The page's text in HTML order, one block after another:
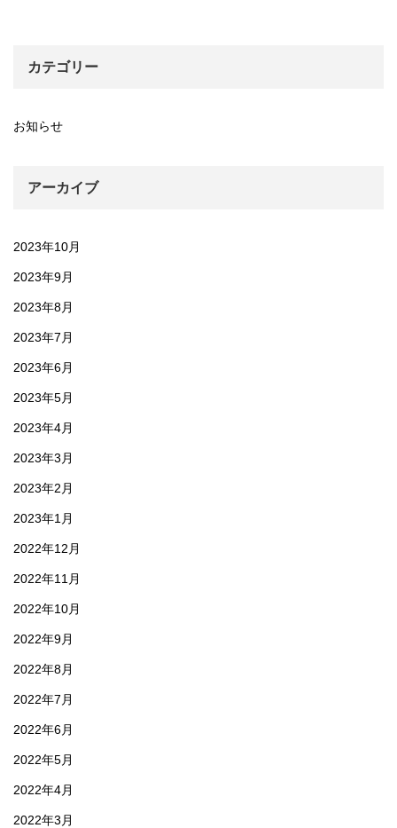
カテゴリー
お知らせ
アーカイブ
2023年10月
2023年9月
2023年8月
2023年7月
2023年6月
2023年5月
2023年4月
2023年3月
2023年2月
2023年1月
2022年12月
2022年11月
2022年10月
2022年9月
2022年8月
2022年7月
2022年6月
2022年5月
2022年4月
2022年3月